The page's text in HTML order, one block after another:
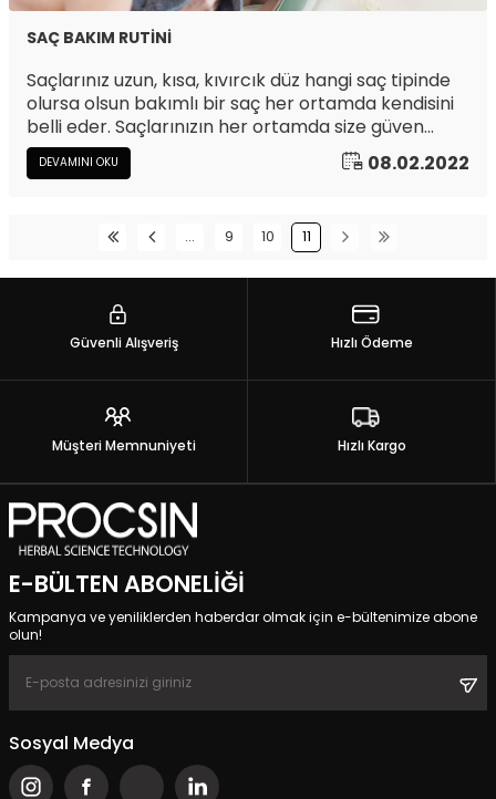
SAÇ BAKIM RUTİNİ
Saçlarınız uzun, kısa, kıvırcık düz hangi saç tipinde
olursa olsun bakımlı bir saç her ortamda kendisini
belli eder. Saçlarınızın her ortamda size güven
vermesini istiyorsanız, saçlarınıza uygun şampuan,
krem, maske ve bakım yağları ile etkin bir saç
DEVAMINI OKU 08.02.2022
… 9 10 11
Güvenli Alışveriş Hızlı Ödeme
Müşteri Memnuniyeti Hızlı Kargo
E-BÜLTEN ABONELIĞI
Kampanya ve yeniliklerden haberdar olmak için e-bültenimize abone
olun!
Sosyal Medya